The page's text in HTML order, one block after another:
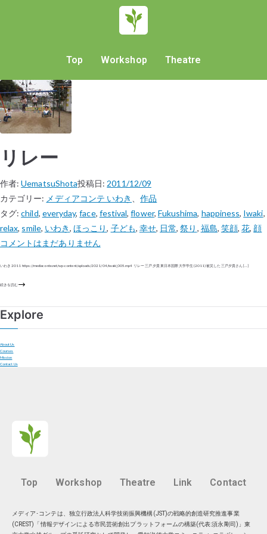
Top Workshop Theatre
リレー
作者:UematsuShota投稿日: 2011/12/09
カテゴリー: メディアコンテ いわき 、作品
タグ:child, everyday,face, festival,flower, Fukushima, happiness, Iwaki,
relax, smile, いわき,ほっこり, 子ども, 幸せ, 日常,祭り , 福島, 笑顔,花, 顔
コメントはまだありません
いわき 2011 https://mediaconte.net/wp-content/uploads/2021/04/iwaki_005.mp4 リレー 三戸 夕貴 東日本国際大学学生 (2011) 被災した三戸夕貴さん […]
続きを読む
Explore
About Us
Courses
Mission
Contact Us
Top Workshop Theatre Link Contact
メディア･コンテは、独立行政法人科学技術振興機構(JST)の戦略的創造研究推進事業
(CREST)「情報デザインによる市民芸術創出プラットフォームの構築(代表:須永剛司)」東